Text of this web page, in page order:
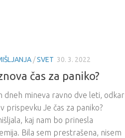
/SVET 30. 3. 2022
čas za paniko?
dneh mineva ravno dve leti, odkar
prispevku Je čas za paniko?
kaj nam bo prinesla
Bila sem prestrašena, nisem